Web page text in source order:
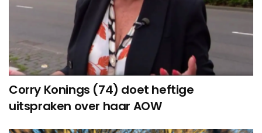
Corry Konings (74) doet heftige
uitspraken over haar AOW